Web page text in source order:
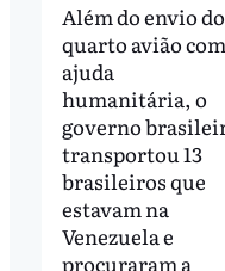
Além do envio do
quarto avião com
ajuda
humanitária, o
governo
transportou 13
brasileiros que
estavam na
Venezuela e
procuraram a